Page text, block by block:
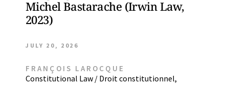
Michel Bastarache (Irwin Law,
2023)
JULY 20, 2026
FRANÇOIS LAROCQUE
Constitutional Law / Droit constitutionnel,